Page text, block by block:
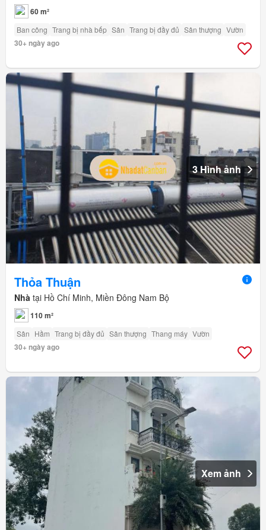
60 m²
Ban công Trang bị nhà bếp Sân Trang bị đầy đủ Sân thượng Vườn
30+ ngày ago
3 Hình ảnh
Thỏa Thuận
Nhà tại Hồ Chí Minh, Miền Đông Nam Bộ
110 m²
Sân Hầm Trang bị đầy đủ Sân thượng Thang máy Vườn
30+ ngày ago
Xem ảnh